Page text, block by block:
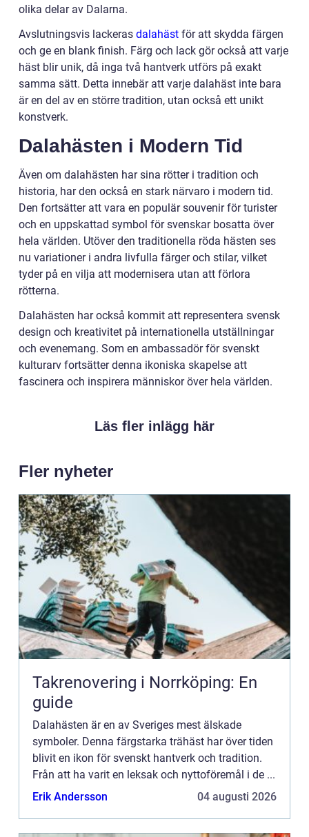
olika delar av Dalarna.
Avslutningsvis lackeras dalahäst för att skydda färgen
och ge en blank finish. Färg och lack gör också att varje
häst blir unik, då inga två hantverk utförs på exakt
samma sätt. Detta innebär att varje dalahäst inte bara
är en del av en större tradition, utan också ett unikt
konstverk.
Dalahästen i Modern Tid
Även om dalahästen har sina rötter i tradition och
historia, har den också en stark närvaro i modern tid.
Den fortsätter att vara en populär souvenir för turister
och en uppskattad symbol för svenskar bosatta över
hela världen. Utöver den traditionella röda hästen ses
nu variationer i andra livfulla färger och stilar, vilket
tyder på en vilja att modernisera utan att förlora
rötterna.
Dalahästen har också kommit att representera svensk
design och kreativitet på internationella utställningar
och evenemang. Som en ambassadör för svenskt
kulturarv fortsätter denna ikoniska skapelse att
fascinera och inspirera människor över hela världen.
Läs fler inlägg här
Fler nyheter
Takrenovering i Norrköping: En
guide
Dalahästen är en av Sveriges mest älskade
symboler. Denna färgstarka trähäst har över tiden
blivit en ikon för svenskt hantverk och tradition.
Från att ha varit en leksak och nyttoföremål i de ...
Erik Andersson
04 augusti 2026